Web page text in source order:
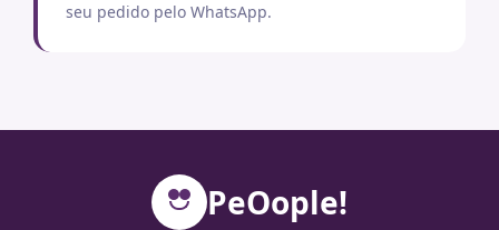
seu pedido pelo WhatsApp.
PeOople!